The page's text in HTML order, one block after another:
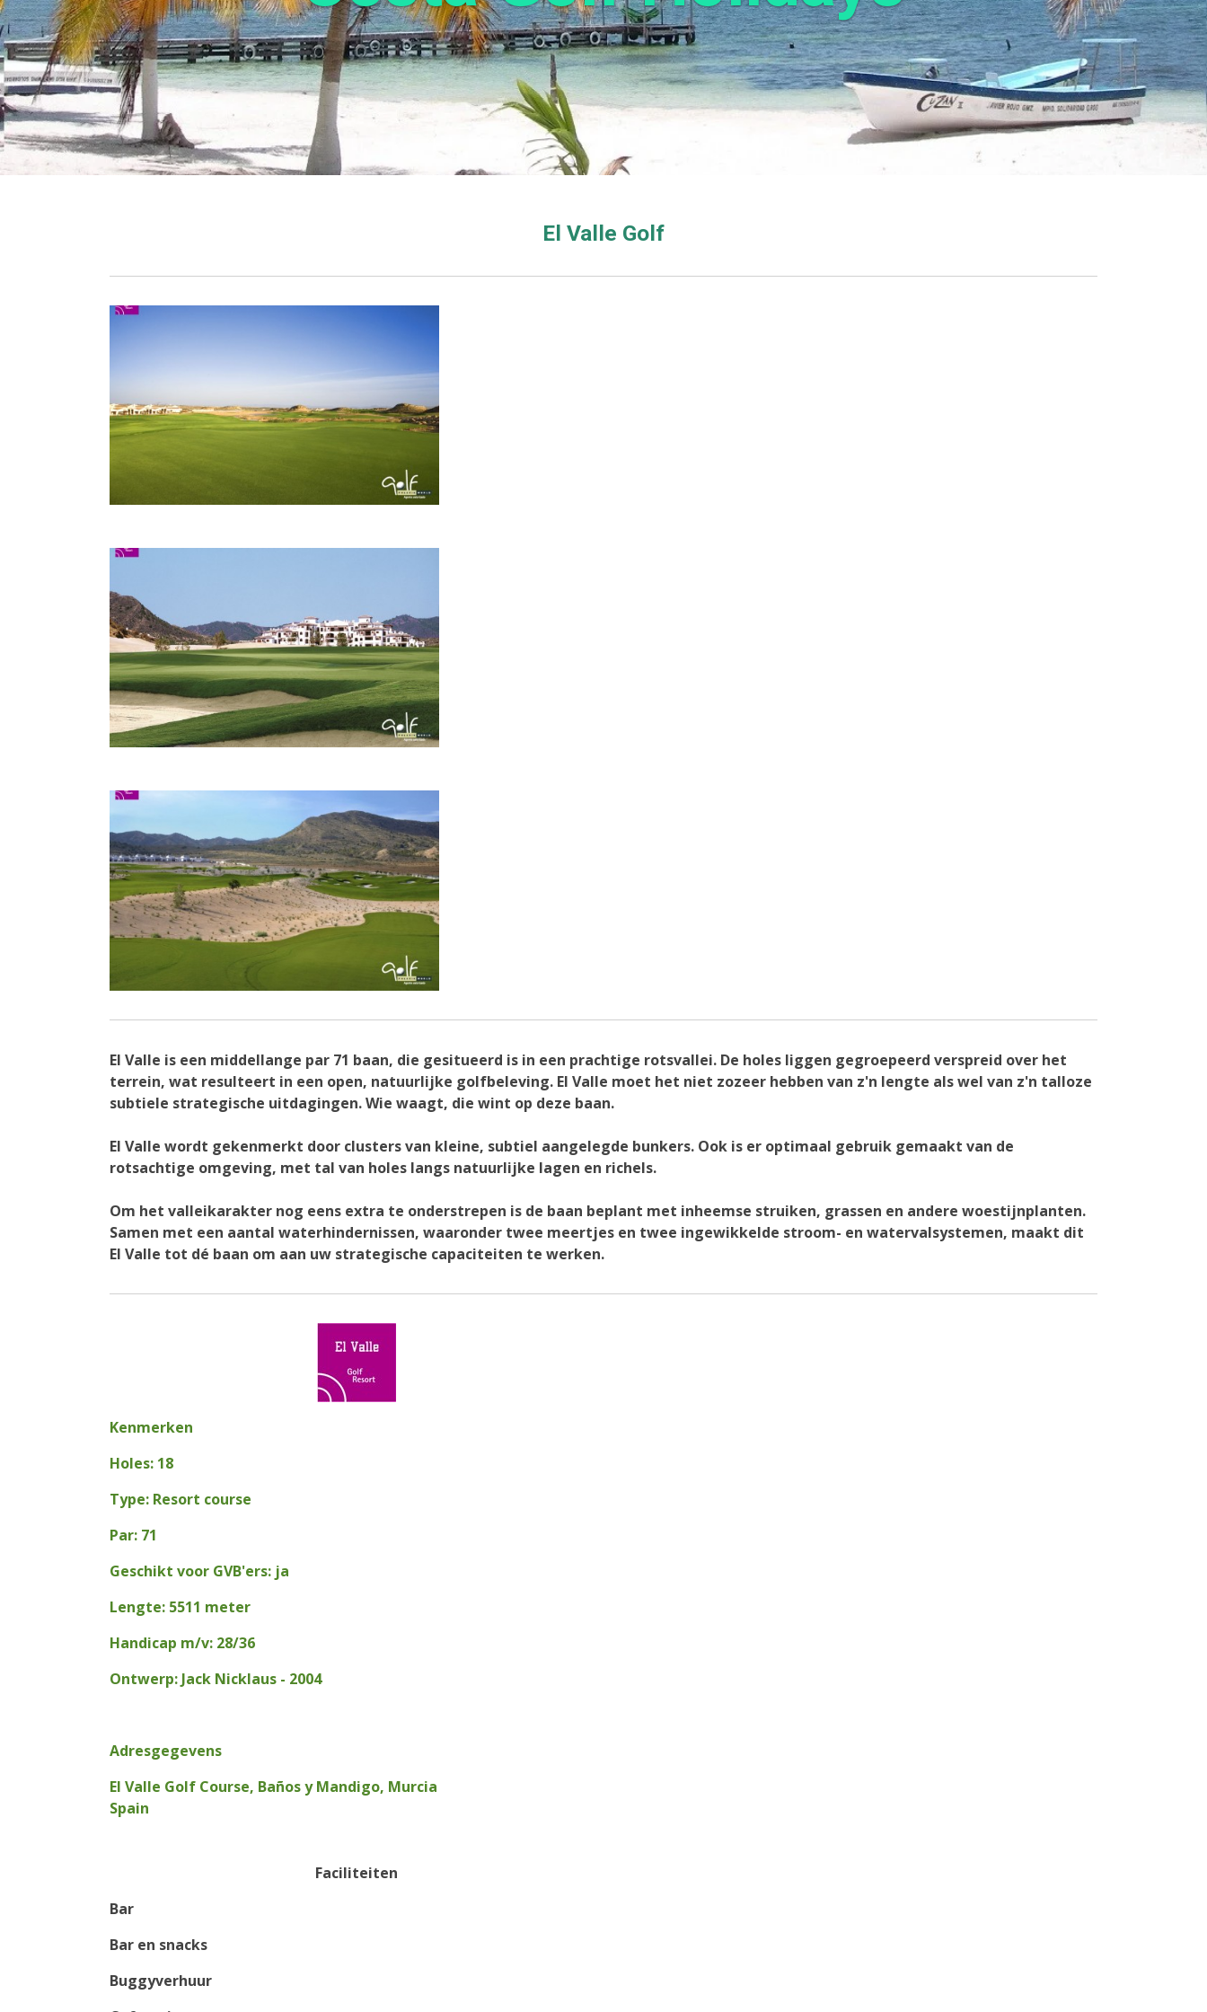
El Valle Golf
El Valle is een middellange par 71 baan, die gesitueerd is in een prachtige rotsvallei. De holes liggen gegroepeerd verspreid over het
terrein, wat resulteert in een open, natuurlijke golfbeleving. El Valle moet het niet zozeer hebben van z'n lengte als wel van z'n talloze
subtiele strategische uitdagingen. Wie waagt, die wint op deze baan.
El Valle wordt gekenmerkt door clusters van kleine, subtiel aangelegde bunkers. Ook is er optimaal gebruik gemaakt van de
rotsachtige omgeving, met tal van holes langs natuurlijke lagen en richels.
Om het valleikarakter nog eens extra te onderstrepen is de baan beplant met inheemse struiken, grassen en andere woestijnplanten.
Samen met een aantal waterhindernissen, waaronder twee meertjes en twee ingewikkelde stroom- en watervalsystemen, maakt dit
El Valle tot dé baan om aan uw strategische capaciteiten te werken.
Kenmerken
Holes: 18
Type: Resort course
Par: 71
Geschikt voor GVB'ers: ja
Lengte: 5511 meter
Handicap m/v: 28/36
Ontwerp: Jack Nicklaus - 2004
Adresgegevens
El Valle Golf Course, Baños y Mandigo, Murcia
Spain
Faciliteiten
Bar
Bar en snacks
Buggyverhuur